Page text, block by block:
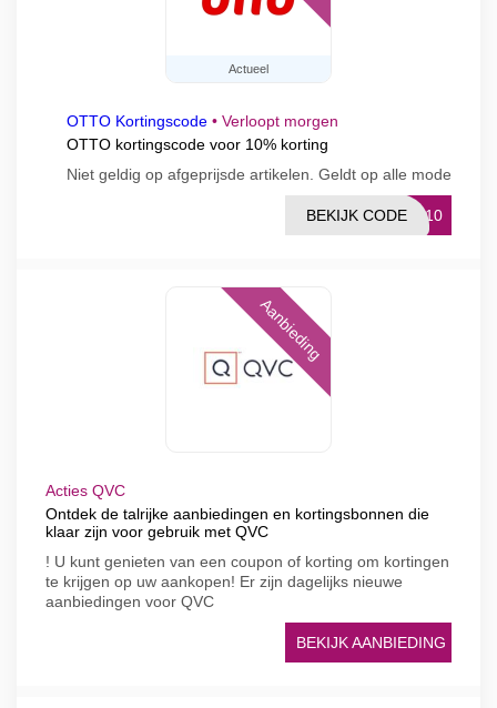
Actueel
OTTO Kortingscode • Verloopt morgen
OTTO kortingscode voor 10% korting
Niet geldig op afgeprijsde artikelen. Geldt op alle mode
ES10
BEKIJK CODE
Aanbieding
Acties QVC
Ontdek de talrijke aanbiedingen en kortingsbonnen die
klaar zijn voor gebruik met QVC
! U kunt genieten van een coupon of korting om kortingen
te krijgen op uw aankopen! Er zijn dagelijks nieuwe
aanbiedingen voor QVC
BEKIJK AANBIEDING